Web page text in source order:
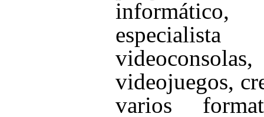
informático,
videoconsolas,
videojuegos,
varios